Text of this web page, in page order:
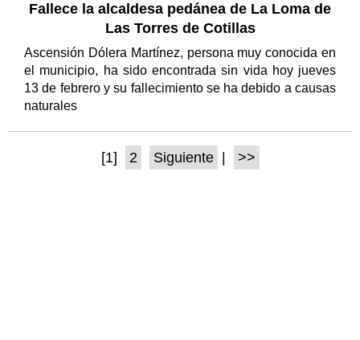
Fallece la alcaldesa pedánea de La Loma de
Las Torres de Cotillas
Ascensión Dólera Martínez, persona muy conocida en
el municipio, ha sido encontrada sin vida hoy jueves
13 de febrero y su fallecimiento se ha debido a causas
naturales
[1] 2 Siguiente >>